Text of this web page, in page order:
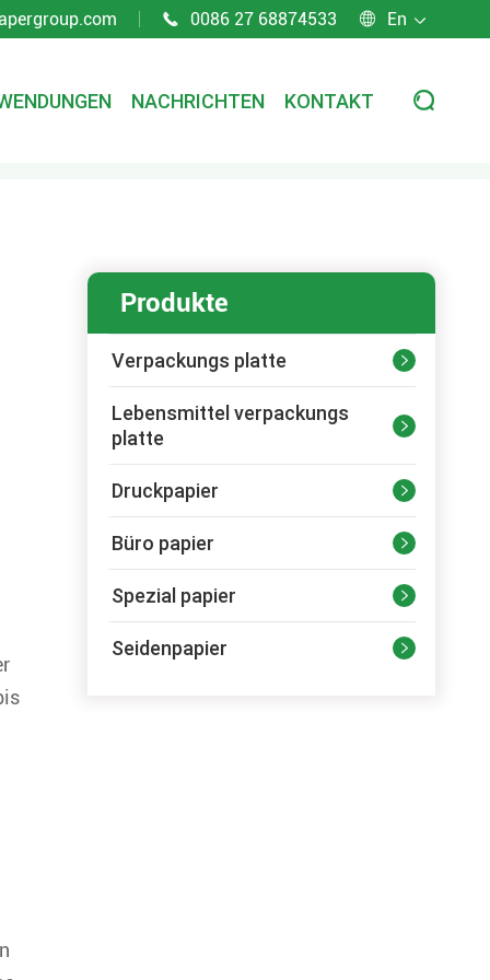
 0086 27 68874533  En 
NACHRICHTEN KONTAKT 
Produkte
Verpackungs platte 
Lebensmittel verpackungs
platte

Druckpapier 
Büro papier 
Spezial papier 
Seidenpapier 